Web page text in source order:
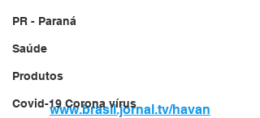
PR - Paraná
Saúde
Produtos
Covid-19 Corona vírus
www.brasil.jornal.tv/havan